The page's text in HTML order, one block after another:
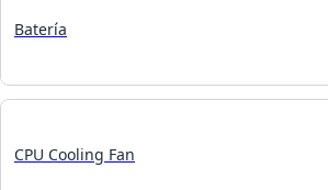
Batería
CPU Cooling Fan